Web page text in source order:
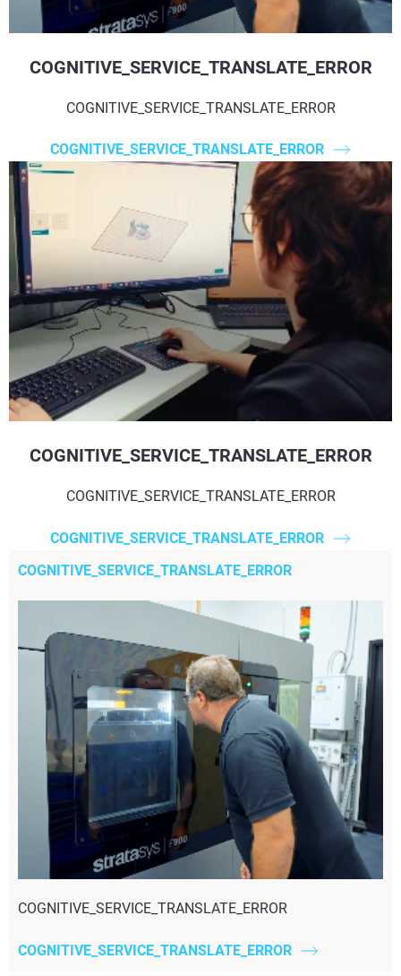
COGNITIVE_SERVICE_TRANSLATE_ERROR
COGNITIVE_SERVICE_TRANSLATE_ERROR
COGNITIVE_SERVICE_TRANSLATE_ERROR
COGNITIVE_SERVICE_TRANSLATE_ERROR
COGNITIVE_SERVICE_TRANSLATE_ERROR
COGNITIVE_SERVICE_TRANSLATE_ERROR
COGNITIVE_SERVICE_TRANSLATE_ERROR
COGNITIVE_SERVICE_TRANSLATE_ERROR
COGNITIVE_SERVICE_TRANSLATE_ERROR